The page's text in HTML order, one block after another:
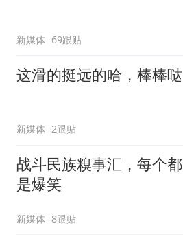
新媒体 69跟贴
这滑的挺远的哈，棒棒哒
新媒体 2跟贴
战斗民族糗事汇，每个都
是爆笑
新媒体 8跟贴